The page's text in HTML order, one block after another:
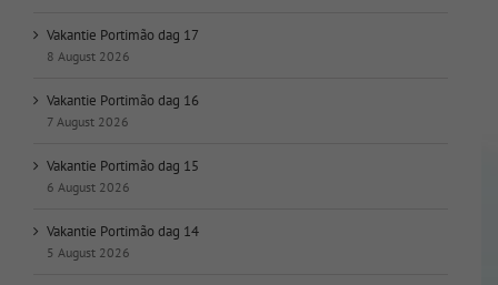
Vakantie Portimão dag 17
8 August 2026
Vakantie Portimão dag 16
7 August 2026
Vakantie Portimão dag 15
6 August 2026
Vakantie Portimão dag 14
5 August 2026